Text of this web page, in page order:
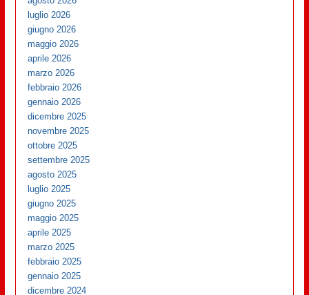
luglio 2026
giugno 2026
maggio 2026
aprile 2026
marzo 2026
febbraio 2026
gennaio 2026
dicembre 2025
novembre 2025
ottobre 2025
settembre 2025
agosto 2025
luglio 2025
giugno 2025
maggio 2025
aprile 2025
marzo 2025
febbraio 2025
gennaio 2025
dicembre 2024